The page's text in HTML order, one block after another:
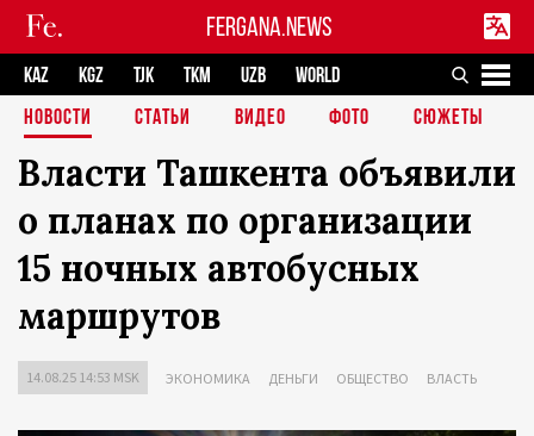
FERGANA.NEWS
KAZ KGZ TJK TKM UZB
WORLD
НОВОСТИ
СТАТЬИ ВИДЕО ФОТО СЮЖЕТЫ
Власти Ташкента объявили
о планах по организации
15 ночных автобусных
маршрутов
14.08.25 14:53 MSK ЭКОНОМИКА ДЕНЬГИ ОБЩЕСТВО ВЛАСТЬ